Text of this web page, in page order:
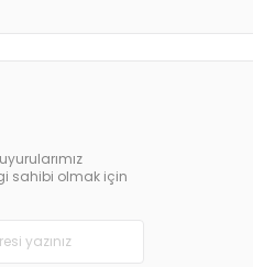
sahibi olmak için